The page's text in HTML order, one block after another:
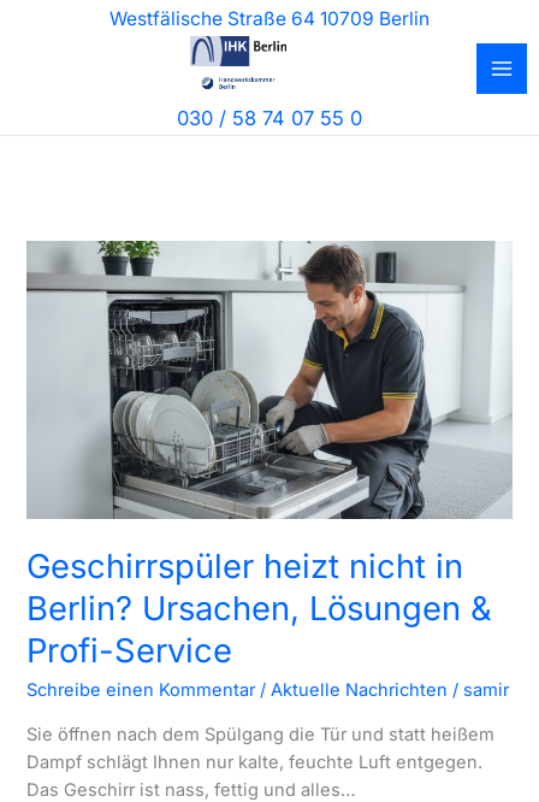
Westfälische Straße 64 10709 Berlin
030 / 58 74 07 55 0
Geschirrspüler heizt nicht in
Berlin? Ursachen, Lösungen &
Profi-Service
Schreibe einen Kommentar /Aktuelle Nachrichten / samir
Sie öffnen nach dem Spülgang die Tür und statt heißem
Dampf schlägt Ihnen nur kalte, feuchte Luft entgegen.
Das Geschirr ist nass, fettig und alles…